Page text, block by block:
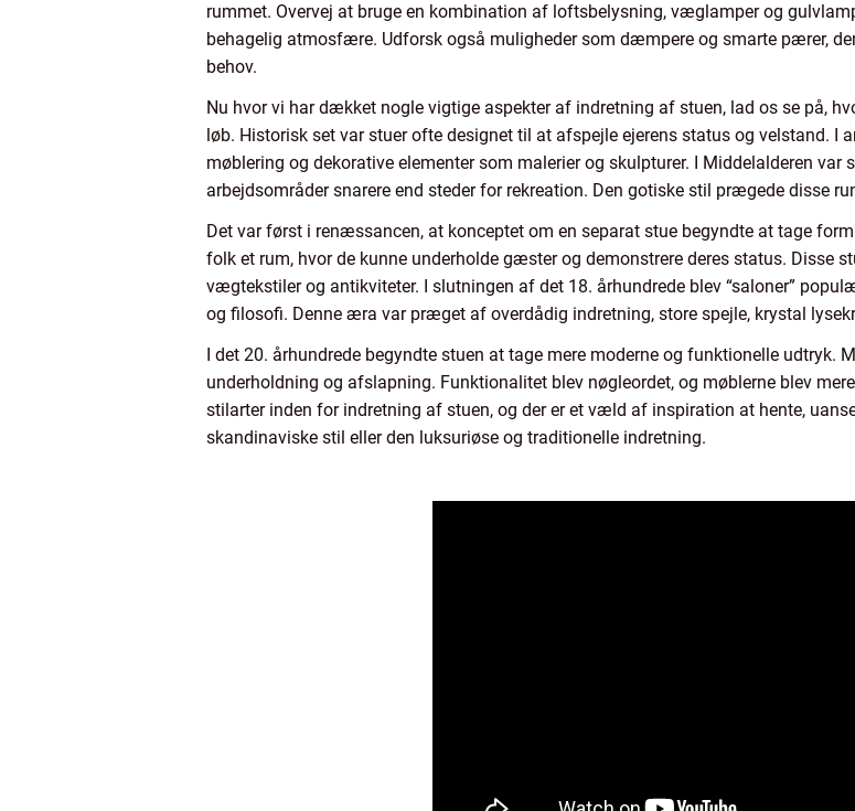
rummet. Overvej at bruge en kombination af loftsbelysning, væglamper og
behagelig atmosfære. Udforsk også muligheder som dæmpere og smarte pærer,
behov.
Nu hvor vi har dækket nogle vigtige aspekter af indretning af stuen, lad os se på,
løb. Historisk set var stuer ofte designet til at afspejle ejerens status og velstand. I
møblering og dekorative elementer som malerier og skulpturer. I Middelalderen var
arbejdsområder snarere end steder for rekreation. Den gotiske stil prægede disse
Det var først i renæssancen, at konceptet om en separat stue begyndte at tage
folk et rum, hvor de kunne underholde gæster og demonstrere deres status. Disse
vægtekstiler og antikviteter. I slutningen af det 18. århundrede blev “saloner”
og filosofi. Denne æra var præget af overdådig indretning, store spejle, krystal
I det 20. århundrede begyndte stuen at tage mere moderne og funktionelle udtryk.
underholdning og afslapning. Funktionalitet blev nøgleordet, og møblerne blev
stilarter inden for indretning af stuen, og der er et væld af inspiration at hente,
skandinaviske stil eller den luksuriøse og traditionelle indretning.